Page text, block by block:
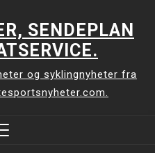
SENDEPLAN
og syklingnyheter fra